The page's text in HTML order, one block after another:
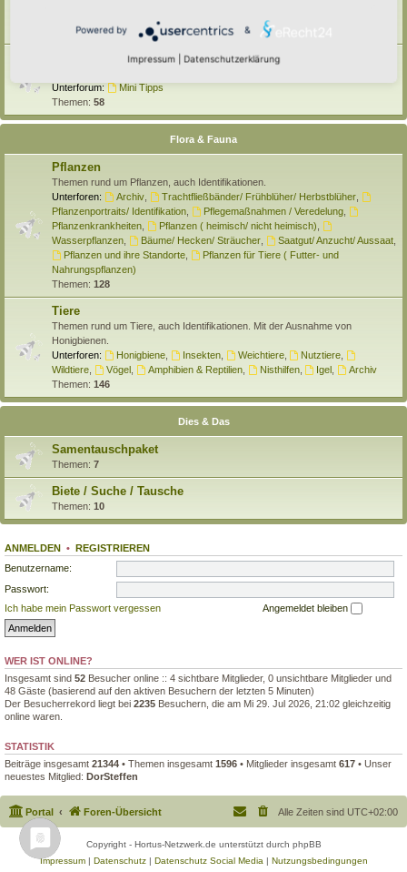
Themen:247
Selber machen
Unterforum:
Mini Tipps
Themen: 58
Flora & Fauna
Pflanzen
Themen rund um Pflanzen, auch Identifikationen.
Unterforen:
Archiv, Trachtfließbänder/ Frühblüher/ Herbstblüher,
Pflanzenportraits/ Identifikation
Pflegemaßnahmen / Veredelung,
Pflanzenkrankheiten
Pflanzen ( heimisch/ nicht heimisch)
Wasserpflanzen
Bäume/ Hecken/ Sträucher, Saatgut/ Anzucht/ Aussaat,
Pflanzen und ihre Standorte,
Pflanzen für Tiere ( Futter- und
Nahrungspflanzen)
Themen: 128
Tiere
Themen rund um Tiere, auch Identifikationen. Mit der Ausnahme von
Honigbienen.
Unterforen:
Honigbiene, Insekten, Weichtiere, Nutztiere
Wildtiere
Vögel, Amphibien & Reptilien, Nisthilfen, Igel
Archiv
Themen: 146
Dies & Das
Samentauschpaket
Themen: 7
Biete / Suche / Tausche
Themen: 10
ANMELDEN • REGISTRIEREN
Benutzername:
Passwort:
Ich habe mein Passwort vergessen
Angemeldet bleiben
WER IST ONLINE?
Insgesamt sind 52 Besucher online :: 4 sichtbare Mitglieder, 0 unsichtbare Mitglieder und
48 Gäste (basierend auf den aktiven Besuchern der letzten 5 Minuten)
Der Besucherrekord liegt bei 2235 Besuchern, die am Mi 29. Jul 2026, 21:02 gleichzeitig
online waren.
STATISTIK
Beiträge insgesamt 21344 • Themen insgesamt 1596 • Mitglieder insgesamt 617 • Unser
neuestes Mitglied: DorSteffen
Portal Foren-Übersicht Alle Zeiten sind UTC+02:00
Copyright - Hortus-Netzwerk.de unterstützt durch phpBB
Impressum| Datenschutz| Datenschutz Social Media | Nutzungsbedingungen
Powered by &
Impressum Datenschutzerklärung